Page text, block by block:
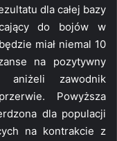
dla całej bazy
do bojów w
miał niemal 10
na pozytywny
aniżeli zawodnik
Powyższa
dla populacji
na kontrakcie z